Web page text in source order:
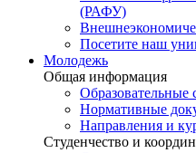
(РАФУ)
Посетите наш
Молодежь
Общая информация
Образовательные
Нормативные
Направления и
Студенчество и